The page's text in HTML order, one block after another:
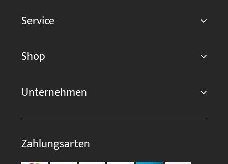
Service
Shop
Unternehmen
Zahlungsarten